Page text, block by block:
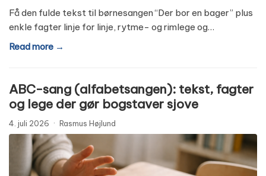
Få den fulde tekst til børnesangen “Der bor en bager” plus
enkle fagter linje for linje, rytme- og rimlege og…
Read more →
ABC-sang (alfabetsangen): tekst, fagter
og lege der gør bogstaver sjove
4. juli 2026 · Rasmus Højlund